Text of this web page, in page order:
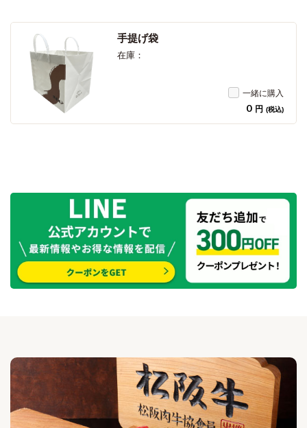
手提げ袋
在庫：
一緒に購入
0 円 (税込)